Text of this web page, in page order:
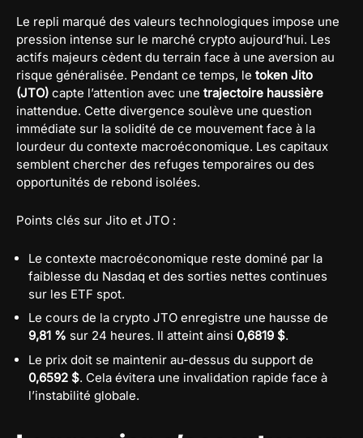
Le repli marqué des valeurs technologiques impose une
pression intense sur le marché crypto aujourd’hui. Les
actifs majeurs cèdent du terrain face à une aversion au
risque généralisée. Pendant ce temps, le token Jito
(JTO) capte l’attention avec une trajectoire haussière
inattendue. Cette divergence soulève une question
immédiate sur la solidité de ce mouvement face à la
lourdeur du contexte macroéconomique. Les capitaux
semblent chercher des refuges temporaires ou des
opportunités de rebond isolées.
Points clés sur Jito et JTO :
Le contexte macroéconomique reste dominé par la
faiblesse du Nasdaq et des sorties nettes continues
sur les ETF spot.
Le cours de la crypto JTO enregistre une hausse de
9,81 % sur 24 heures. Il atteint ainsi 0,6819 $.
Le prix doit se maintenir au-dessus du support de
0,6592 $. Cela évitera une invalidation rapide face à
l’instabilité globale.